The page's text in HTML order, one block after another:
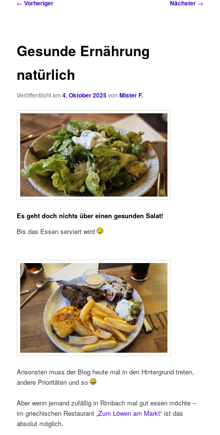
← Vorheriger Nächster →
Gesunde Ernährung
natürlich
Veröffentlicht am4. Oktober 2025vonMister F.
Es geht doch nichts über einen gesunden Salat!
Bis das Essen serviert wird
Ansonsten muss der Blog heute mal in den Hintergrund treten,
andere Prioritäten und so
Aber wenn jemand zufällig in Rimbach mal gut essen möchte –
im griechischen Restaurant „Zum Löwen am Markt“ ist das
absolut möglich.